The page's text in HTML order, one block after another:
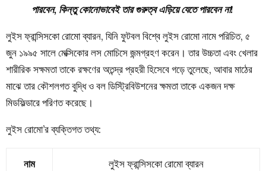
পারবেন, কিন্তু কোনোভাবেই তার গুরুত্ব এড়িয়ে যেতে পারবেন না!
লুইস ফ্রান্সিসকো রোমো ব্যারন, যিনি ফুটবল বিশ্বে লুইস রোমো নামে পরিচিত, ৫
জুন ১৯৯৫ সালে মেক্সিকোর লস মোচিসে জন্মগ্রহণ করেন। তার উচ্চতা এবং খেলার
শারীরিক সক্ষমতা তাকে রক্ষণের অতন্দ্র প্রহরী হিসেবে গড়ে তুলেছে, আবার মাঠের
মাঝে তার কৌশলগত বুদ্ধি ও বল ডিস্ট্রিবিউশনের ক্ষমতা তাকে একজন দক্ষ
মিডফিল্ডারে পরিণত করেছে।
লুইস রোমো’র ব্যক্তিগত তথ্য:
নাম লুইস ফ্রান্সিসকো রোমো ব্যারন